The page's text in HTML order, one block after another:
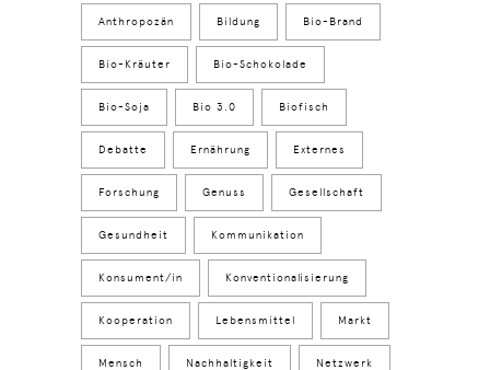
Anthropozän Bildung Bio-Brand
Bio-Kräuter Bio-Schokolade
Bio-Soja Bio 3.0 Biofisch
Debatte Ernährung Externes
Forschung Genuss Gesellschaft
Gesundheit Kommunikation
Konsument/in Konventionalisierung
Kooperation Lebensmittel Markt
Mensch Nachhaltigkeit Netzwerk